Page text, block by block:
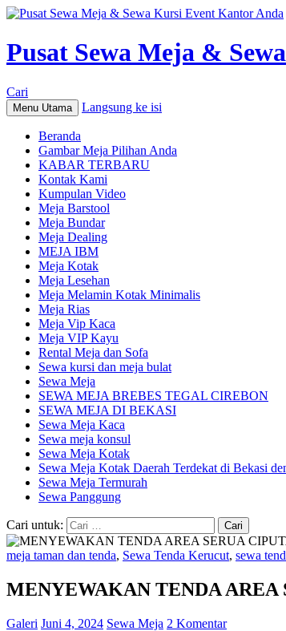
Pusat Sewa Meja &
Cari
Menu Utama Langsung ke isi
Beranda
Gambar Meja Pilihan Anda
KABAR TERBARU
Kontak Kami
Kumpulan Video
Meja Barstool
Meja Bundar
Meja Dealing
MEJA IBM
Meja Kotak
Meja Lesehan
Meja Melamin Kotak Minimalis
Meja Rias
Meja Vip Kaca
Meja VIP Kayu
Rental Meja dan Sofa
Sewa kursi dan meja bulat
Sewa Meja
SEWA MEJA BREBES TEGAL CIREBON
SEWA MEJA DI BEKASI
Sewa Meja Kaca
Sewa meja konsul
Sewa Meja Kotak
Sewa Meja Kotak Daerah Terdekat di Bekasi
Sewa Meja Termurah
Sewa Panggung
Cari untuk:
meja taman dan tenda, Sewa Tenda Kerucut, sewa
MENYEWAKAN TENDA AREA
Galeri Juni 4, 2024 Sewa Meja 2 Komentar